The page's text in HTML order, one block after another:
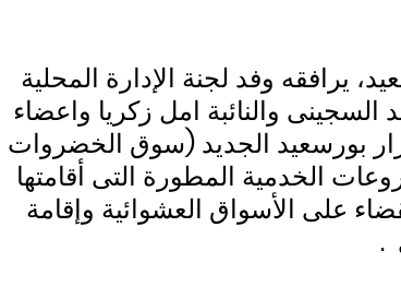
يرافقه وفد لجنة الإدارة المحلية
والنائبة امل زكريا واعضاء
بورسعيد الجديد (سوق الخضروات
الخدمية المطورة التى أقامتها
على الأسواق العشوائية وإقامة
.